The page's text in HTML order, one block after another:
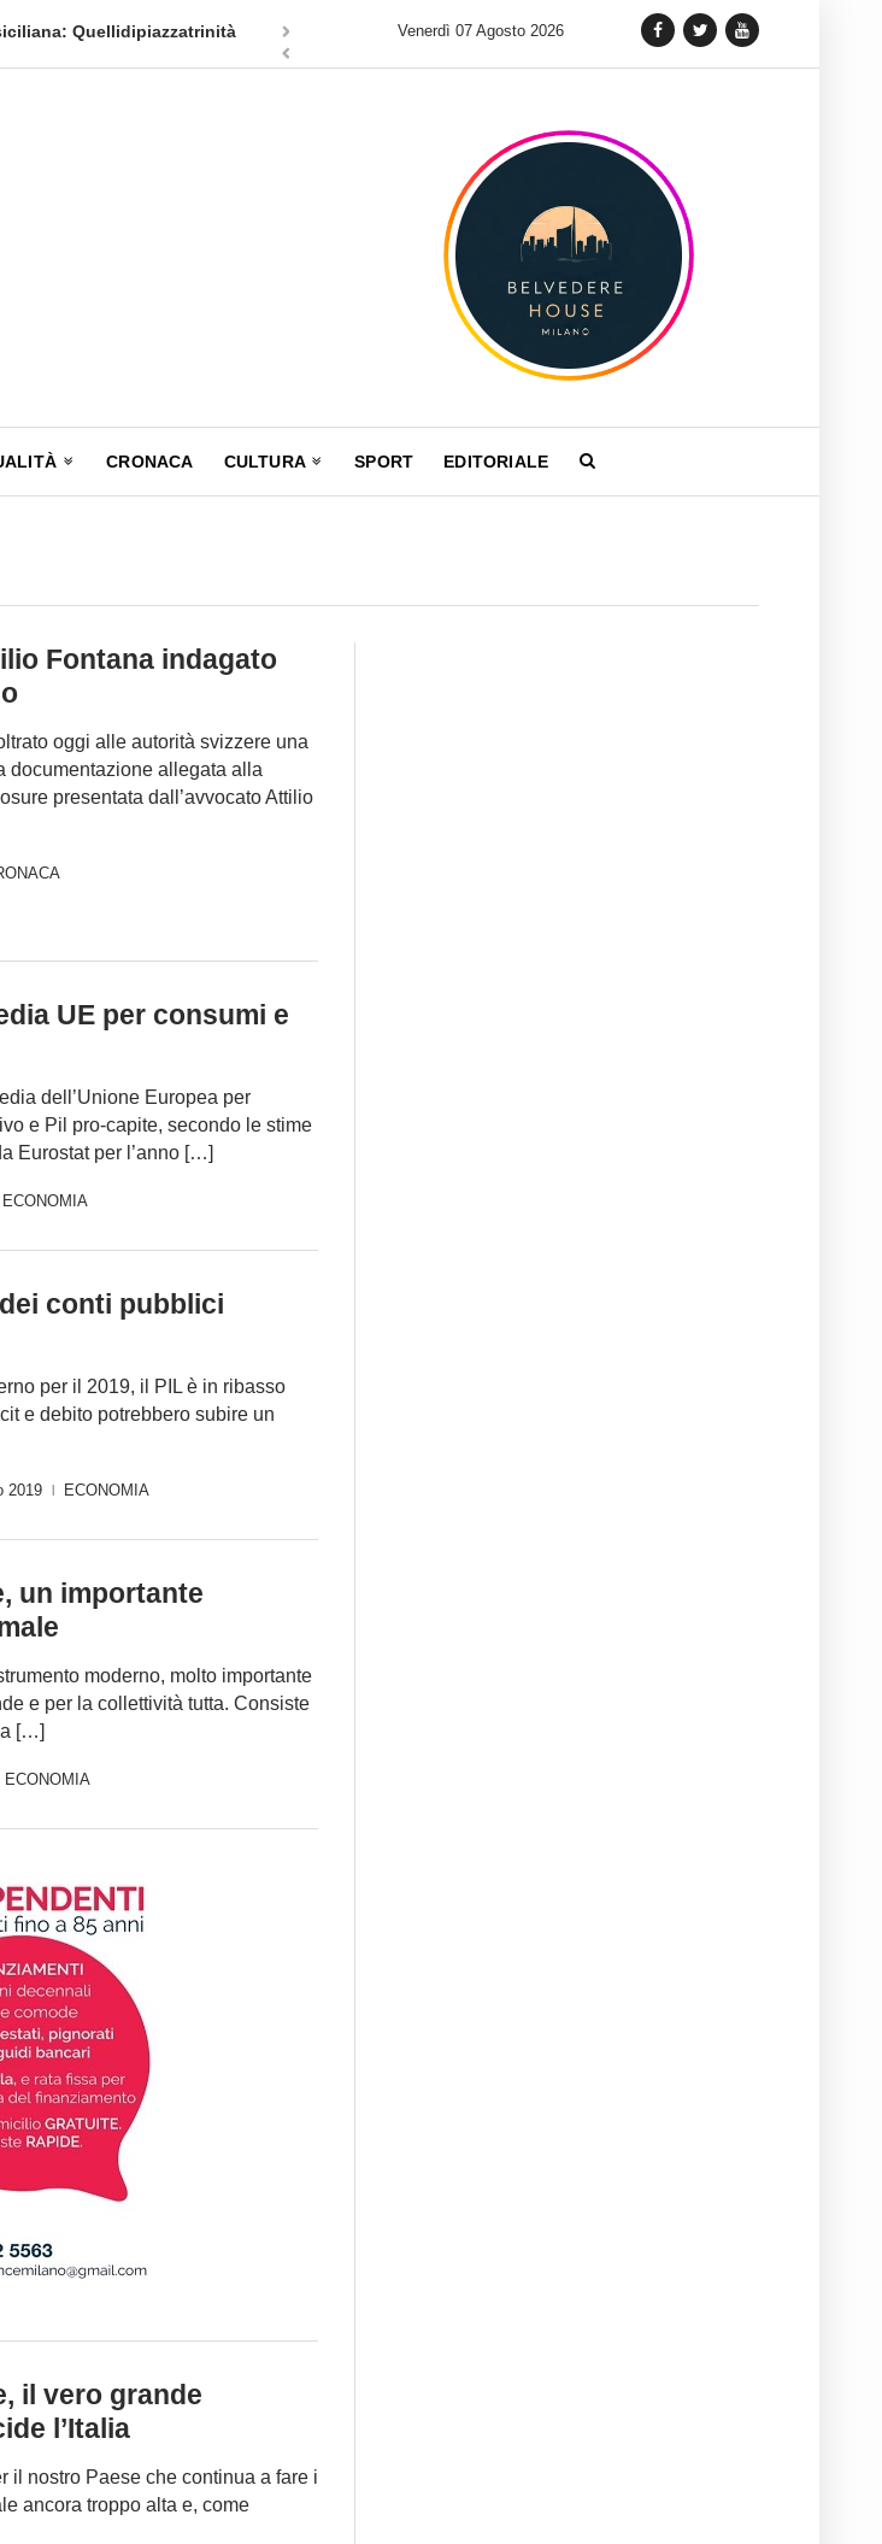
Quellidipiazzatrinità Tag Heuer lancia una variante Limited Edition del Carrera Chronograph in
Venerdì 07 Agosto 2026
CRONACA CULTURA SPORT EDITORIALE
Fontana indagato
oggi alle autorità svizzere una
documentazione allegata alla
presentata dall’avvocato Attilio
UE per consumi e
dell’Unione Europea per
e Pil pro-capite, secondo le stime
Eurostat per l’anno […]
ECONOMIA
conti pubblici
per il 2019, il PIL è in ribasso
e debito potrebbero subire un
2019 ECONOMIA
un importante
moderno, molto importante
e per la collettività tutta. Consiste
[…]
ECONOMIA
il vero grande
l’Italia
il nostro Paese che continua a fare i
ancora troppo alta e, come